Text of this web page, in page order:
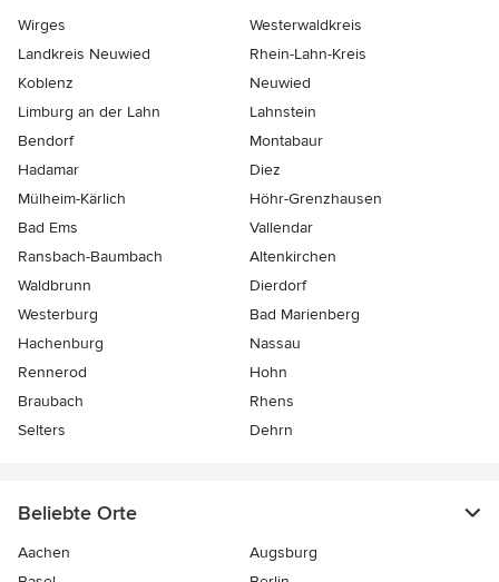
Wirges
Westerwaldkreis
Landkreis Neuwied
Rhein-Lahn-Kreis
Koblenz
Neuwied
Limburg an der Lahn
Lahnstein
Bendorf
Montabaur
Hadamar
Diez
Mülheim-Kärlich
Höhr-Grenzhausen
Bad Ems
Vallendar
Ransbach-Baumbach
Altenkirchen
Waldbrunn
Dierdorf
Westerburg
Bad Marienberg
Hachenburg
Nassau
Rennerod
Hohn
Braubach
Rhens
Selters
Dehrn
Beliebte Orte
Aachen
Augsburg